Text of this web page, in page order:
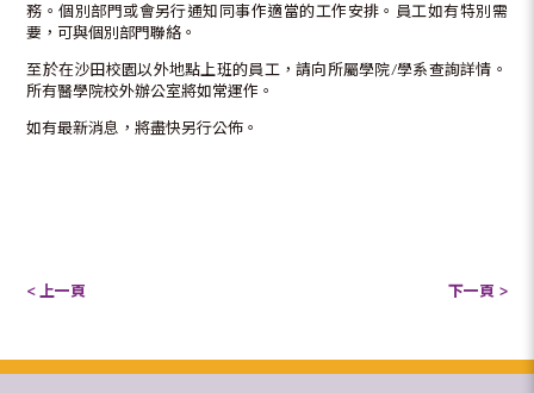
務。個別部門或會另行通知同事作適當的工作安排。員工如有特別需
要，可與個別部門聯絡。
至於在沙田校園以外地點上班的員工，請向所屬學院/學系查詢詳情。
所有醫學院校外辦公室將如常運作。
如有最新消息，將盡快另行公佈。
< 上一頁 下一頁 >